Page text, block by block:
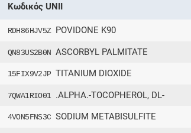
Κωδικός UNII
RDH86HJV5Z POVIDONE K90
QN83US2B0N ASCORBYL PALMITATE
15FIX9V2JP TITANIUM DIOXIDE
7QWA1RIO01 .ALPHA.-TOCOPHEROL, DL-
4VON5FNS3C SODIUM METABISULFITE